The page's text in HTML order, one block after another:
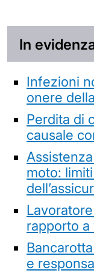
In
Infezioni
onere
Perdita di
causale
moto:
rapporto
e